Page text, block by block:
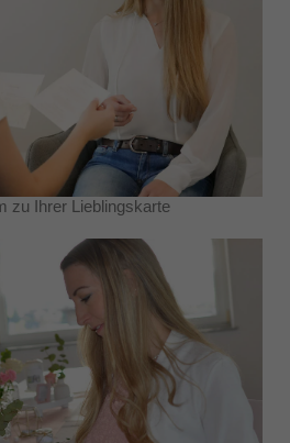
zu Ihrer Lieblingskarte